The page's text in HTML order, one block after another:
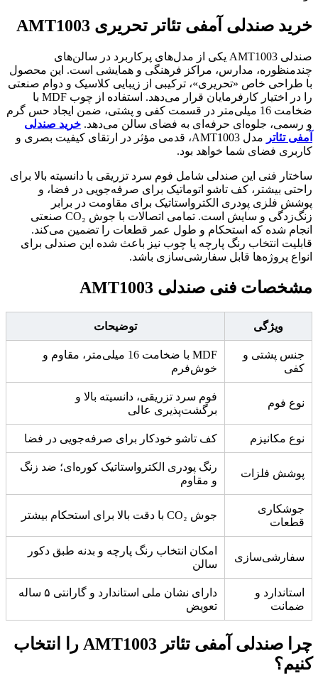
خرید صندلی آمفی تئاتر تحریری AMT1003
صندلی AMT1003 یکی از مدل‌های پرکاربرد در سالن‌های
چندمنظوره، مدارس، مراکز فرهنگی و همایشی است. این محصول
با طراحی خاص «تحریری»، ترکیبی از زیبایی کلاسیک و دوام صنعتی
را در اختیار کارفرمایان قرار می‌دهد. استفاده از چوب MDF با
ضخامت 16 میلی‌متر در قسمت کفی و پشتی، ضمن ایجاد حس گرم
و رسمی، جلوه‌ای حرفه‌ای به فضای سالن می‌دهد. خرید صندلی
آمفی تئاتر
مدل AMT1003، قدمی مؤثر در ارتقای کیفیت بصری و
کاربری فضای شما خواهد بود.
ساختار فنی این صندلی شامل فوم سرد تزریقی با دانسیته بالا برای
راحتی بیشتر، کف‌ تاشو اتوماتیک برای صرفه‌جویی در فضا، و
پوشش فلزی پودری الکترواستاتیک برای مقاومت در برابر
زنگ‌زدگی و سایش است. تمامی اتصالات با جوش CO₂ صنعتی
انجام شده که استحکام و طول عمر قطعات را تضمین می‌کند.
قابلیت انتخاب رنگ پارچه یا چوب نیز باعث شده این صندلی برای
انواع پروژه‌ها قابل سفارشی‌سازی باشد.
مشخصات فنی صندلی AMT1003
ویژگی توضیحات
جنس پشتی و
کفی
MDF با ضخامت 16 میلی‌متر، مقاوم و
خوش‌فرم
نوع فوم
فوم سرد تزریقی، دانسیته بالا و
برگشت‌پذیری عالی
نوع مکانیزم کف تاشو خودکار برای صرفه‌جویی در فضا
پوشش فلزات
رنگ پودری الکترواستاتیک کوره‌ای؛ ضد زنگ
و مقاوم
جوشکاری
قطعات
جوش CO₂ با دقت بالا برای استحکام بیشتر
سفارشی‌سازی
امکان انتخاب رنگ پارچه و بدنه طبق دکور
سالن
استاندارد و
ضمانت
دارای نشان ملی استاندارد و گارانتی ۵ ساله
تعویض
چرا صندلی آمفی تئاتر AMT1003 را انتخاب
کنیم؟